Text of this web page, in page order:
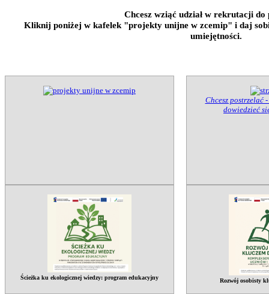
Chcesz wziąć udział w rekrutacji
Kliknij poniżej w kafelek "projekty unijne w zcemip" i daj
umiejętności.
Chcesz postrzelać
dowiedzieć
Ścieżka ku ekologicznej wiedzy: program edukacyjny
Rozwój osobisty